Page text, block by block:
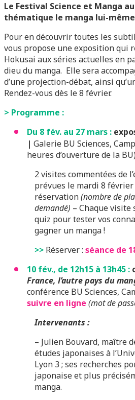
Le Festival Science et Manga
thématique le manga lui-
Pour en découvrir toutes les
vous propose une exposition qui
Hokusai aux séries actuelles en
dieu du manga. Elle sera
d’une projection-débat, ainsi
Rendez-vous dès le 8 février.
> Programme :
Du 8 fév. au 27 mars :
| Galerie BU Sciences,
heures d’ouverture de la
2 visites commentées de
prévues le mardi 8 février
réservation(nombre de
demandé) – Chaque visite
quiz pour tester vos
gagner un manga !
>> Réserver : séance de
10 fév., de 12h15 à 13h45 :
France, l’autre pays du
conférence BU Sciences,
suivre en ligne (mot de
Intervenants :
– Julien Bouvard, maître
études japonaises à
Lyon 3 ; ses recherches
japonaise et plus
manga.